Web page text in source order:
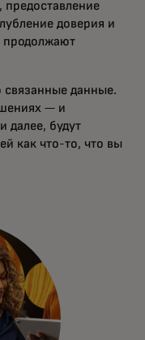
доверия и
продолжают
данные.
— и
далее, будут
как что-то, что вы